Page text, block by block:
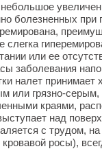
болезненных при
или ее
заболевания
налет
или грязно-
краями,
над
с трудом,
росы),